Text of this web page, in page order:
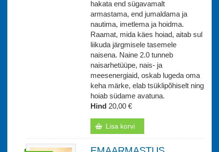
hakata end sügavamalt
armastama, end jumaldama ja
nautima, imetlema ja hoidma.
Raamat, mida käes hoiad, aitab sul
liikuda järgmisele tasemele
naisena. Naine 2.0 tunneb
naisarhetüüpe, nais- ja
meesenergiaid, oskab lugeda oma
keha märke, elab tsüklipõhiselt ning
hoiab südame avatuna.
Hind 20,00 €
Lisa korvi